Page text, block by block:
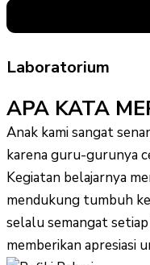
Laboratorium
APA KATA
Anak kami sangat
karena guru-gurunya
Kegiatan belajarnya
mendukung tumbuh
selalu semangat
memberikan apresiasi